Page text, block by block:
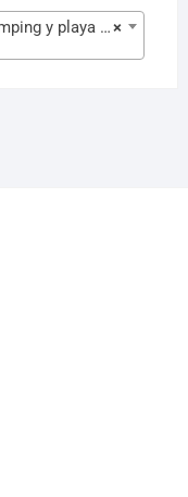
×
y playa (63)